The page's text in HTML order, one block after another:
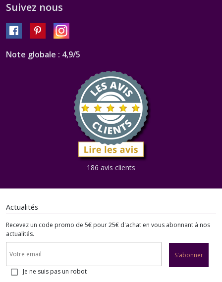
Suivez nous
Note globale : 4,9/5
186 avis clients
Actualités
Recevez un code promo de 5€ pour 25€ d'achat en vous abonnant à nos
actualités.
S'abonner
Je ne suis pas un robot